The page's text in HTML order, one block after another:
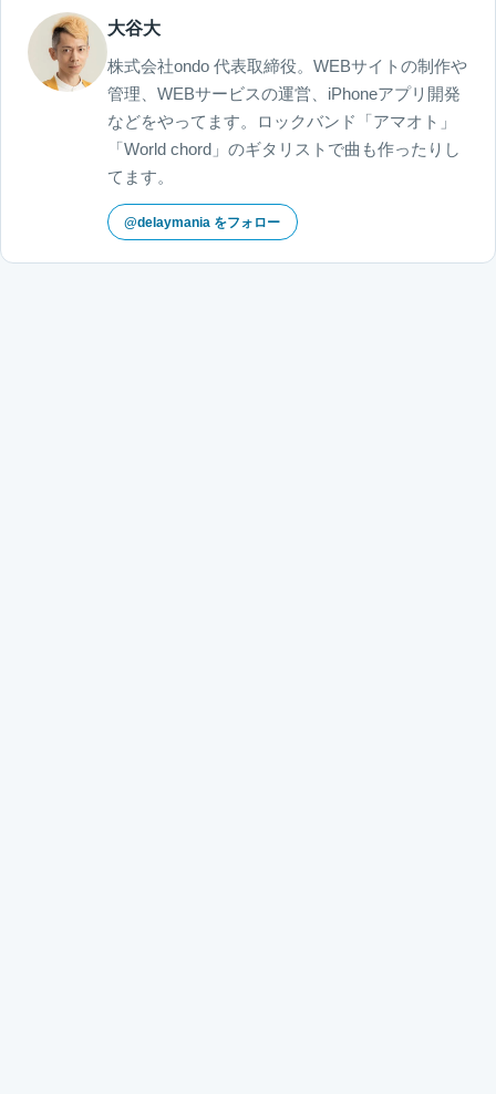
大谷大
株式会社ondo 代表取締役。WEBサイトの制作や
管理、WEBサービスの運営、iPhoneアプリ開発
などをやってます。ロックバンド「アマオト」
「World chord」のギタリストで曲も作ったりし
てます。
@delaymania をフォロー